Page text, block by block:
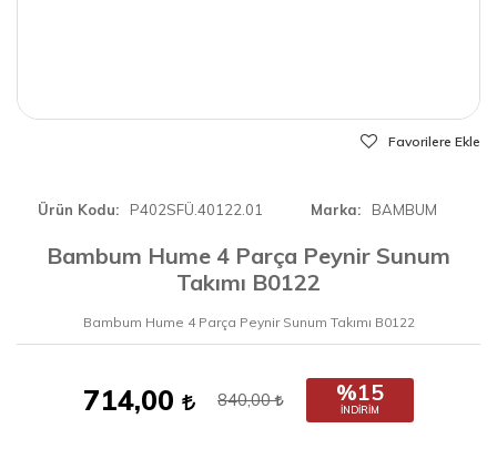
Favorilere Ekle
Ürün Kodu P402SFÜ.40122.01 Marka BAMBUM
Bambum Hume 4 Parça Peynir Sunum
Takımı B0122
Bambum Hume 4 Parça Peynir Sunum Takımı B0122
714,00 840,00 %15
İNDIRIM